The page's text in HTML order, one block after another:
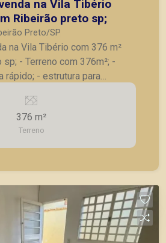
na Vila Tibério
Ribeirão preto sp;
Preto/SP
na Vila Tibério com 376 m²
-
rápido; - estrutura para
de esquina e Murado; A
objetivo atender seus clientes
em locação, vendas
usados ou mesmo nos
da cidade de Ribeirão
376 m²
Terreno